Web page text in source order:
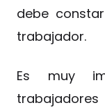
debe
trabajador.
Es muy